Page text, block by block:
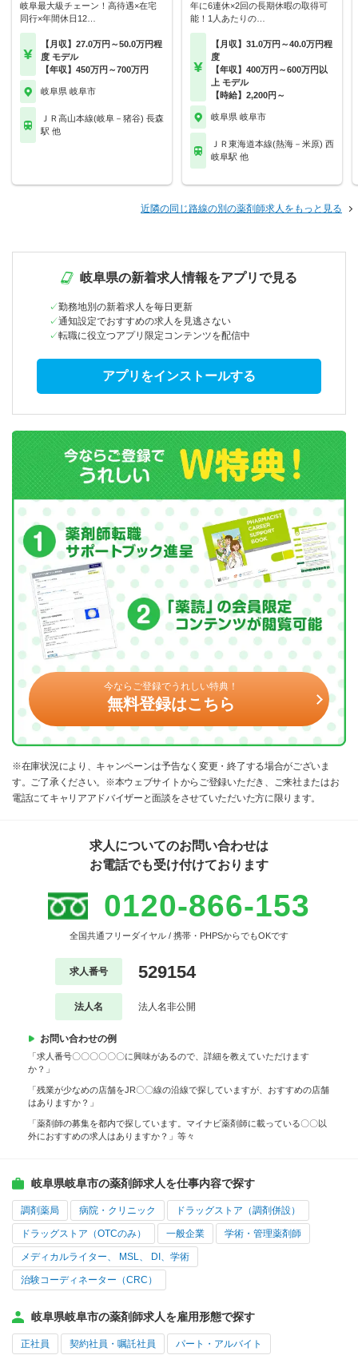
岐阜最大級チェーン！高待遇×在宅
同行×年間休日12…
【月収】27.0万円～50.0万円程
度 モデル
【年収】450万円～700万円
岐阜県 岐阜市
ＪＲ高山本線(岐阜－猪谷) 長森
駅 他
年に6連休×2回の長期休暇の取得可
能！1人あたりの…
【月収】31.0万円～40.0万円程
度
【年収】400万円～600万円以
上 モデル
【時給】2,200円～
岐阜県 岐阜市
ＪＲ東海道本線(熱海－米原) 西
岐阜駅 他
近隣の同じ路線の別の薬剤師求人をもっと見る
岐阜県の新着求人情報をアプリで見る
勤務地別の新着求人を毎日更新
通知設定でおすすめの求人を見逃さない
転職に役立つアプリ限定コンテンツを配信中
アプリをインストールする
今ならご登録でうれしい特典！
無料登録はこちら
※在庫状況により、キャンペーンは予告なく変更・終了する場合がございま
す。ご了承ください。※本ウェブサイトからご登録いただき、ご来社またはお
電話にてキャリアアドバイザーと面談をさせていただいた方に限ります。
求人についてのお問い合わせは
お電話でも受け付けております
0120-866-153
全国共通フリーダイヤル / 携帯・PHPSからでもOKです
求人番号 529154
法人名 法人名非公開
お問い合わせの例
「求人番号〇〇〇〇〇〇に興味があるので、詳細を教えていただけます
か？」
「残業が少なめの店舗をJR〇〇線の沿線で探していますが、おすすめの店舗
はありますか？」
「薬剤師の募集を都内で探しています。マイナビ薬剤師に載っている〇〇以
外におすすめの求人はありますか？」等々
岐阜県岐阜市の薬剤師求人を仕事内容で探す
調剤薬局 病院・クリニック ドラッグストア（調剤併設）
ドラッグストア（OTCのみ） 一般企業 学術・管理薬剤師
メディカルライター、 MSL、 DI、学術
治験コーディネーター（CRC）
岐阜県岐阜市の薬剤師求人を雇用形態で探す
正社員 契約社員・嘱託社員 パート・アルバイト